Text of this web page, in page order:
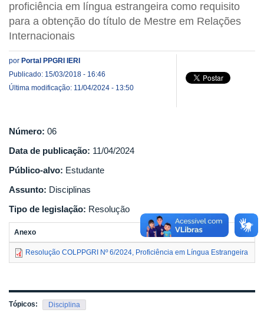
proficiência em língua estrangeira como requisito
para a obtenção do título de Mestre em Relações
Internacionais
por Portal PPGRI IERI
Publicado: 15/03/2018 - 16:46
Última modificação: 11/04/2024 - 13:50
Número: 06
Data de publicação: 11/04/2024
Público-alvo: Estudante
Assunto: Disciplinas
Tipo de legislação: Resolução
Anexo
Resolução COLPPGRI Nº 6/2024, Proficiência em Língua Estrangeira
Tópicos: Disciplina